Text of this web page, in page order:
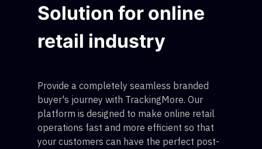
Solution for online
retail industry
Provide a completely seamless branded
buyer's journey with TrackingMore. Our
platform is designed to make online retail
operations fast and more efficient so that
your customers can have the perfect post-